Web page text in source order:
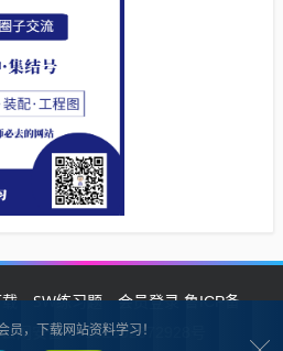
SW练习题 会员登录鲁ICP备
网安备 37132902372928号
员，下载网站资料学习！